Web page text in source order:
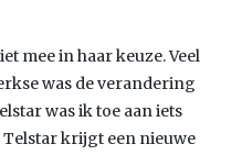
mee in haar keuze. Veel
was de verandering
was ik toe aan iets
Telstar krijgt een nieuwe